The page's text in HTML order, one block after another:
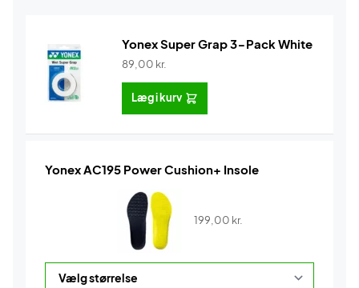
Yonex Super Grap 3-Pack White
89,00 kr.
Læg i kurv
Yonex AC195 Power Cushion+ Insole
199,00 kr.